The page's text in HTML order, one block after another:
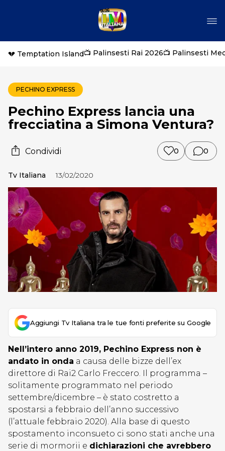
💔 Temptation Island📺 Palinsesti Rai 2026📺 Palinsesti
PECHINO EXPRESS
Pechino Express lancia una
frecciatina a Simona Ventura?
Condividi 0 0
Tv Italiana 13/02/2020
Aggiungi Tv Italiana tra le tue fonti preferite su Google
Nell’intero anno 2019, Pechino Express non è
andato in onda a causa delle bizze dell’ex
direttore di Rai2 Carlo Freccero. Il programma –
solitamente programmato nel periodo
settembre/dicembre – è stato costretto a
spostarsi a febbraio dell’anno successivo
(l’attuale febbraio 2020). Alla base di questo
spostamento inconsueto ci sono stati anche una
serie di mormorii e dichiarazioni che avrebbero